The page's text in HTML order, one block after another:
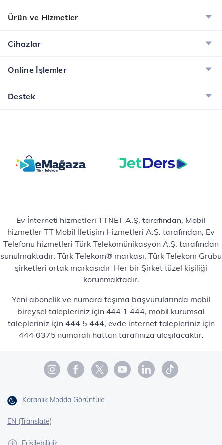
Ürün ve Hizmetler
Cihazlar
Online İşlemler
Destek
Ev İnterneti hizmetleri TTNET A.Ş. tarafından, Mobil
hizmetler TT Mobil İletişim Hizmetleri A.Ş. tarafından, Ev
Telefonu hizmetleri Türk Telekomünikasyon A.Ş. tarafından
sunulmaktadır. Türk Telekom® markası, Türk Telekom Grubu
şirketleri ortak markasıdır. Her bir Şirket tüzel kişiliği
korunmaktadır.
Yeni abonelik ve numara taşıma başvurularında mobil
bireysel talepleriniz için 444 1 444, mobil kurumsal
talepleriniz için 444 5 444, evde internet talepleriniz için
444 0375 numaralı hattan tarafınıza ulaşılacaktır.
Karanlık Modda Görüntüle
EN (Translate)
Erişilebilirlik